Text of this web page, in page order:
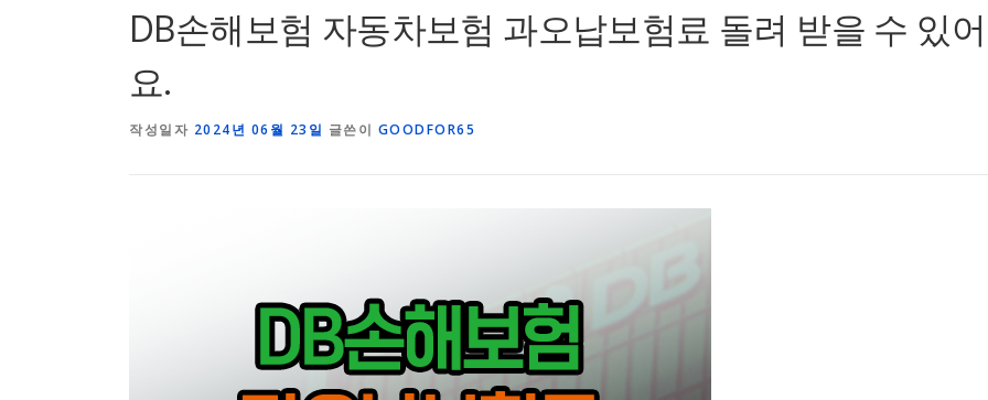
DB손해보험 자동차보험 과오납보험료 돌려 받을 수 있어
요.
작성일자 2024년 06월 23일 글쓴이 GOODFOR65